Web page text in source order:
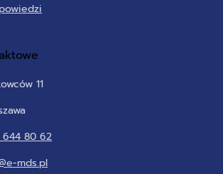
11
644 80 62
mds.pl